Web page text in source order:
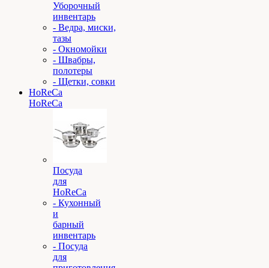
Уборочный
инвентарь
- Ведра, миски,
тазы
- Окномойки
- Швабры,
полотеры
- Щетки, совки
HoReCa
HoReCa
Посуда
для
HoReCa
- Кухонный
и
барный
инвентарь
- Посуда
для